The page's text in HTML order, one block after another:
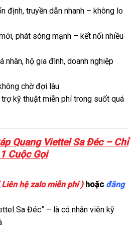
định, truyền dẫn nhanh – không lo
phát sóng mạnh – kết nối nhiều
nhân, hộ gia đình, doanh nghiệp
chờ đợi lâu
trợ kỹ thuật miễn phí trong suốt quá
Quang Viettel Sa Đéc – Chỉ
1 Cuộc Gọi
hệ zalo miễn phí )hoặc đăng
Sa Đéc” – là có nhân viên kỹ